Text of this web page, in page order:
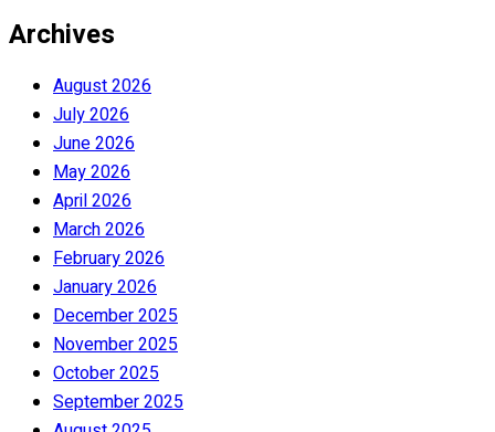
Archives
August 2026
July 2026
June 2026
May 2026
April 2026
March 2026
February 2026
January 2026
December 2025
November 2025
October 2025
September 2025